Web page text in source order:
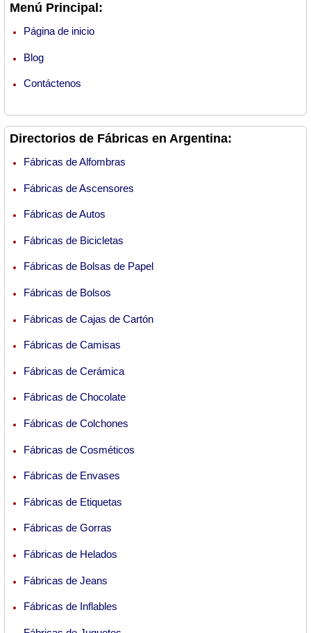
Menú Principal:
Página de inicio
Blog
Contáctenos
Directorios de Fábricas en Argentina:
Fábricas de Alfombras
Fábricas de Ascensores
Fábricas de Autos
Fábricas de Bicicletas
Fábricas de Bolsas de Papel
Fábricas de Bolsos
Fábricas de Cajas de Cartón
Fábricas de Camisas
Fábricas de Cerámica
Fábricas de Chocolate
Fábricas de Colchones
Fábricas de Cosméticos
Fábricas de Envases
Fábricas de Etiquetas
Fábricas de Gorras
Fábricas de Helados
Fábricas de Jeans
Fábricas de Inflables